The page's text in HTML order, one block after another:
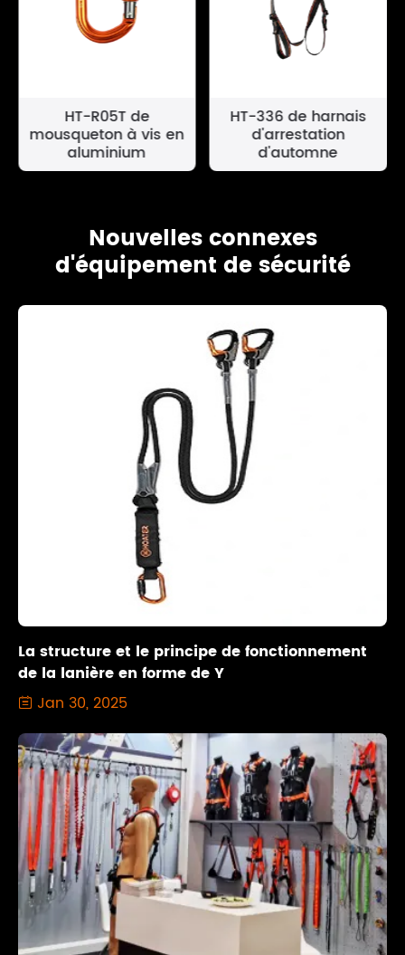
HT-R05T de
mousqueton à vis en
aluminium
HT-336 de harnais
d'arrestation
d'automne
Nouvelles connexes
d'équipement de sécurité
La structure et le principe de fonctionnement
de la lanière en forme de Y
 Jan 30, 2025